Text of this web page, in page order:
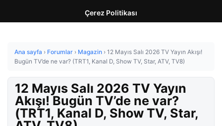
Çerez Politikası
Ana sayfa › Forumlar › Magazin › 12 Mayıs Salı 2026 TV Yayın Akışı!
Bugün TV’de ne var? (TRT1, Kanal D, Show TV, Star, ATV, TV8)
12 Mayıs Salı 2026 TV Yayın
Akışı! Bugün TV’de ne var?
(TRT1, Kanal D, Show TV, Star,